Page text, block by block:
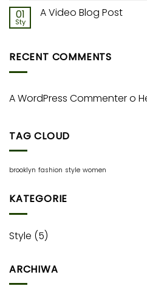
01
Sty
A Video Blog Post
RECENT COMMENTS
A WordPress Commentero
TAG CLOUD
brooklyn fashion style women
KATEGORIE
Style (5)
ARCHIWA